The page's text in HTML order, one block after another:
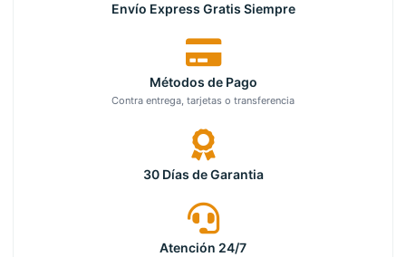
Envío Express Gratis Siempre
Métodos de Pago
Contra entrega, tarjetas o transferencia
30 Días de Garantia
Atención 24/7